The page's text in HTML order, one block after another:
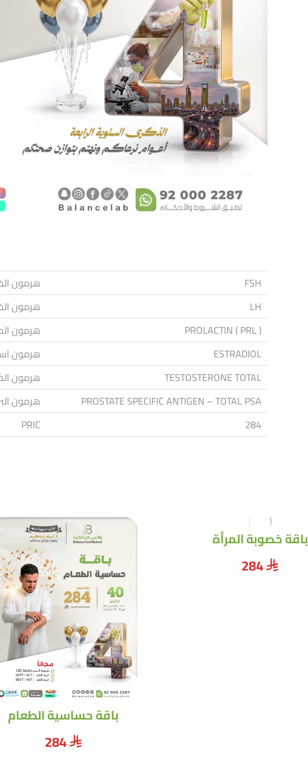
FSH
هرمون
LH
هرمون
PROLACTIN ( PRL )
هرمون
ESTRADIOL
هرمون
TESTOSTERONE TOTAL
هرمون
PROSTATE SPECIFIC ANTIGEN – TOTAL PSA
هرمون
284
PRIC
باقة خصوبة المرأة
⃁
باقة حساسية الطعام
⃁